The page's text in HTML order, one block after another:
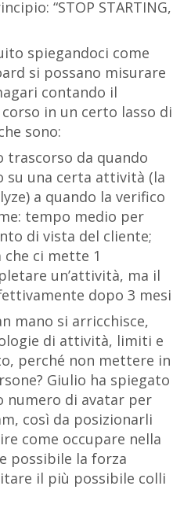
“STOP STARTING,
spiegandoci come
si possano misurare
contando il
in un certo lasso di
sono:
trascorso da quando
su una certa attività (la
a quando la verifico
tempo medio per
di vista del cliente;
ci mette 1
un’attività, ma il
dopo 3 mesi
mano si arricchisce,
di attività, limiti e
perché non mettere in
Giulio ha spiegato
numero di avatar per
così da posizionarli
come occupare nella
possibile la forza
il più possibile colli